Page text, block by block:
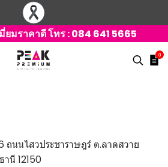
ยมราคาดี โทร :084 641 5665
0
นนไสวประชาราษฎร์ ต.ลาดสวาย
นี 12150